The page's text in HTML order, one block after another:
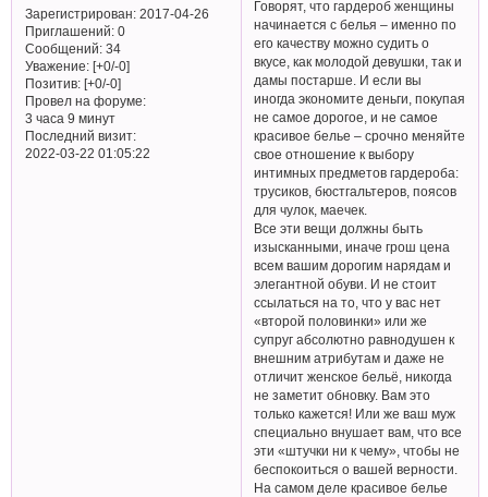
Зарегистрирован: 2017-04-26
Приглашений:0
Сообщений:34
Уважение: [+0/-0]
Позитив: [+0/-0]
Провел на форуме:
3 часа 9 минут
Последний визит:
2022-03-22 01:05:22
Говорят, что гардероб женщины
начинается с белья – именно по
его качеству можно судить о
вкусе, как молодой девушки, так и
дамы постарше. И если вы
иногда экономите деньги, покупая
не самое дорогое, и не самое
красивое белье – срочно меняйте
свое отношение к выбору
интимных предметов гардероба:
трусиков, бюстгальтеров, поясов
для чулок, маечек.
Все эти вещи должны быть
изысканными, иначе грош цена
всем вашим дорогим нарядам и
элегантной обуви. И не стоит
ссылаться на то, что у вас нет
«второй половинки» или же
супруг абсолютно равнодушен к
внешним атрибутам и даже не
отличит женское бельё, никогда
не заметит обновку. Вам это
только кажется! Или же ваш муж
специально внушает вам, что все
эти «штучки ни к чему», чтобы не
беспокоиться о вашей верности.
На самом деле красивое белье